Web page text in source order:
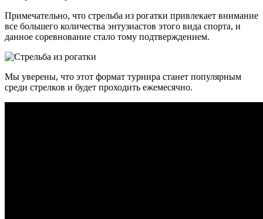
Примечательно, что стрельба из рогатки привлекает внимание
все большего количества энтузиастов этого вида спорта, и
данное соревнование стало тому подтверждением.
Мы уверены, что этот формат турнира станет популярным
среди стрелков и будет проходить ежемесячно.